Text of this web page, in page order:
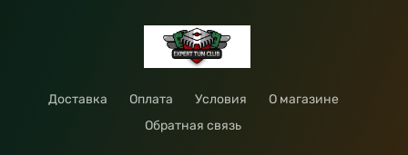
Доставка Оплата Условия
О магазине
Обратная связь